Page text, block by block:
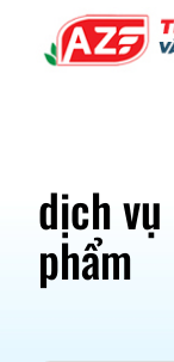
dịch
phẩm